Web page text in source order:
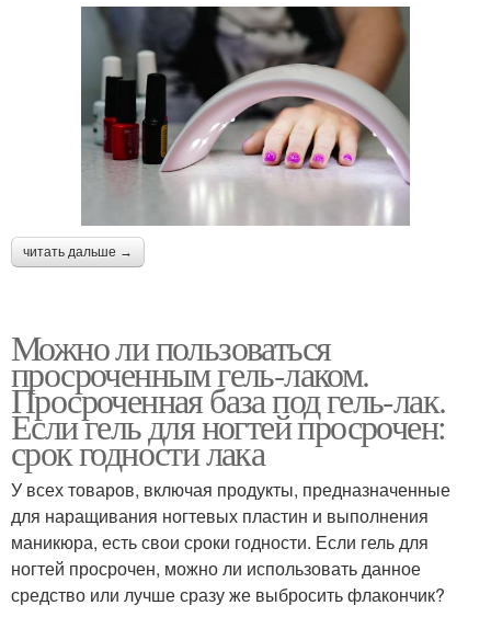
читать дальше →
Можно ли пользоваться
просроченным гель-лаком.
Просроченная база под гель-лак.
Если гель для ногтей просрочен:
срок годности лака
У всех товаров, включая продукты, предназначенные
для наращивания ногтевых пластин и выполнения
маникюра, есть свои сроки годности. Если гель для
ногтей просрочен, можно ли использовать данное
средство или лучше сразу же выбросить флакончик?